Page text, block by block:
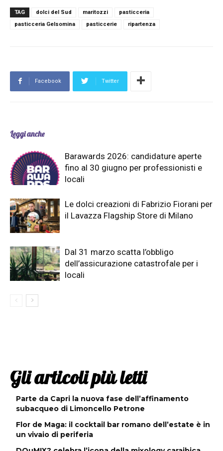
TAG dolci del Sud maritozzi
pasticceria
pasticceria Gelsomina
pasticcerie ripartenza
Facebook Twitter
Leggi anche
Barawards 2026: candidature aperte
fino al 30 giugno per professionisti e
locali
Le dolci creazioni di Fabrizio Fiorani per
il Lavazza Flagship Store di Milano
Dal 31 marzo scatta l’obbligo
dell’assicurazione catastrofale per i
locali
Gli articoli più letti
Parte da Capri la nuova fase dell’affinamento
subacqueo di Limoncello Petrone
Flor de Maga: il cocktail bar romano dell’estate è in
un vivaio di periferia